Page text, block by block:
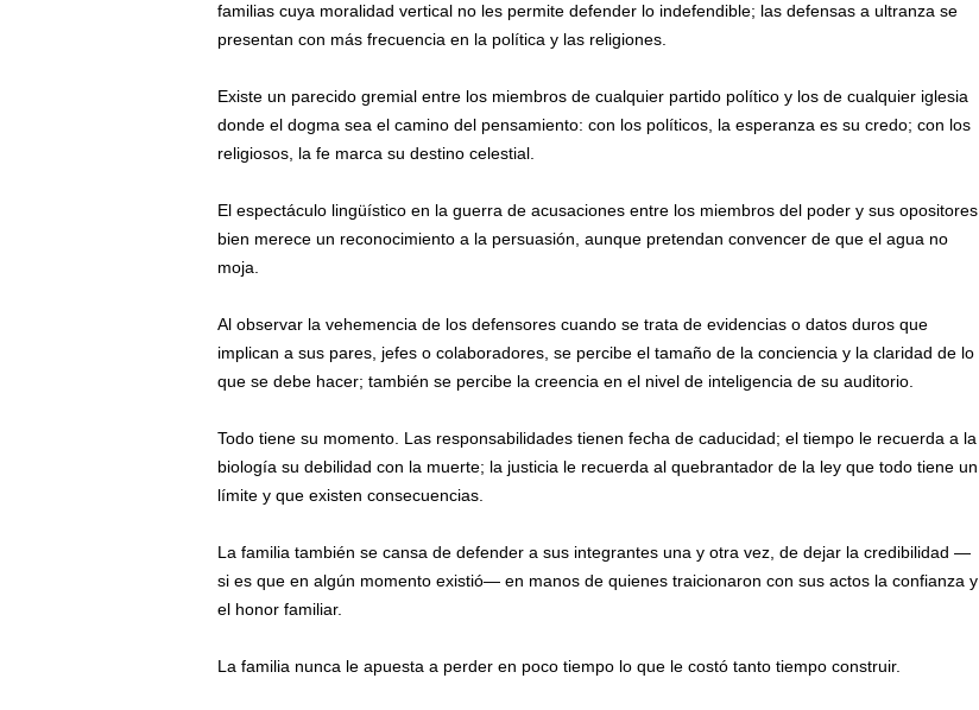
familias cuya moralidad vertical no les permite defender lo indefendible; las defensas a ultranza se
presentan con más frecuencia en la política y las religiones.
Existe un parecido gremial entre los miembros de cualquier partido político y los de cualquier iglesia
donde el dogma sea el camino del pensamiento: con los políticos, la esperanza es su credo; con los
religiosos, la fe marca su destino celestial.
El espectáculo lingüístico en la guerra de acusaciones entre los miembros del poder y sus opositores
bien merece un reconocimiento a la persuasión, aunque pretendan convencer de que el agua no
moja.
Al observar la vehemencia de los defensores cuando se trata de evidencias o datos duros que
implican a sus pares, jefes o colaboradores, se percibe el tamaño de la conciencia y la claridad de lo
que se debe hacer; también se percibe la creencia en el nivel de inteligencia de su auditorio.
Todo tiene su momento. Las responsabilidades tienen fecha de caducidad; el tiempo le recuerda a la
biología su debilidad con la muerte; la justicia le recuerda al quebrantador de la ley que todo tiene un
límite y que existen consecuencias.
La familia también se cansa de defender a sus integrantes una y otra vez, de dejar la credibilidad —
si es que en algún momento existió— en manos de quienes traicionaron con sus actos la confianza y
el honor familiar.
La familia nunca le apuesta a perder en poco tiempo lo que le costó tanto tiempo construir.